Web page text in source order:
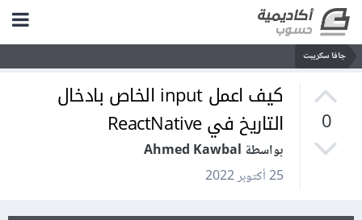
جافا سكريبت
0
كيف اعمل input الخاص بادخال
التاريخ في ReactNative
بواسطة Ahmed Kawbal
25 أكتوبر 2022